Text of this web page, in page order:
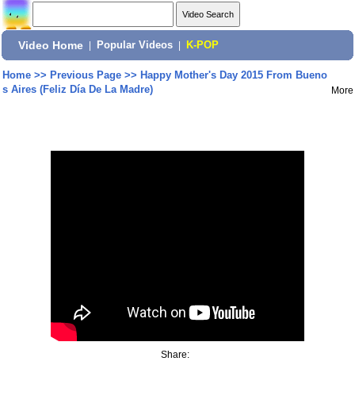
Video Home Popular Videos K-POP
Home>> Previous Page>> Happy Mother's Day 2015 From Bueno
s Aires (Feliz Día De La Madre)
More
Share: